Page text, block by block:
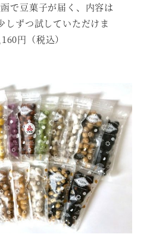
で豆菓子が届く、内容は
しずつ試していただけま
円（税込）